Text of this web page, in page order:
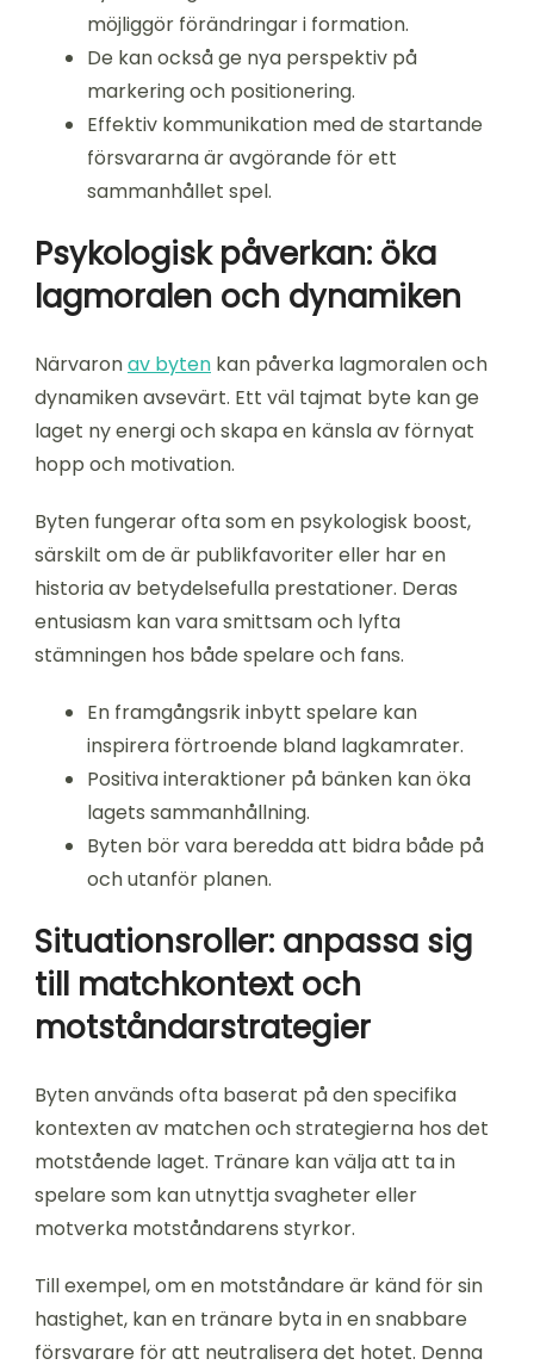
möjliggör förändringar i formation.
De kan också ge nya perspektiv på
markering och positionering.
Effektiv kommunikation med de startande
försvararna är avgörande för ett
sammanhållet spel.
Psykologisk påverkan: öka
lagmoralen och dynamiken
Närvaronav byten kan påverka lagmoralen och
dynamiken avsevärt. Ett väl tajmat byte kan ge
laget ny energi och skapa en känsla av förnyat
hopp och motivation.
Byten fungerar ofta som en psykologisk boost,
särskilt om de är publikfavoriter eller har en
historia av betydelsefulla prestationer. Deras
entusiasm kan vara smittsam och lyfta
stämningen hos både spelare och fans.
En framgångsrik inbytt spelare kan
inspirera förtroende bland lagkamrater.
Positiva interaktioner på bänken kan öka
lagets sammanhållning.
Byten bör vara beredda att bidra både på
och utanför planen.
Situationsroller: anpassa sig
till matchkontext och
motståndarstrategier
Byten används ofta baserat på den specifika
kontexten av matchen och strategierna hos det
motstående laget. Tränare kan välja att ta in
spelare som kan utnyttja svagheter eller
motverka motståndarens styrkor.
Till exempel, om en motståndare är känd för sin
hastighet, kan en tränare byta in en snabbare
försvarare för att neutralisera det hotet. Denna